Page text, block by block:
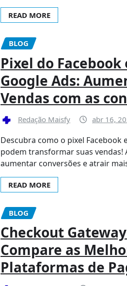
READ MORE
BLOG
Pixel do Facebook
Google Ads:
Vendas com as
Redação Maisfy abr 16,
Descubra como o pixel Facebook
podem transformar suas vendas!
aumentar conversões e atrair
READ MORE
BLOG
Checkout
Compare as
Plataformas de